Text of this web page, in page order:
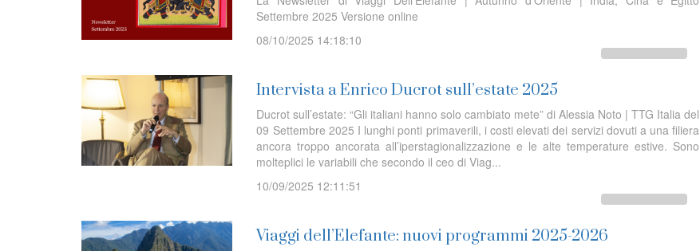
Settembre 2025 Versione online
08/10/2025 14:18:10
Intervista a Enrico Ducrot sull’estate 2025
Ducrot sull’estate: “Gli italiani hanno solo cambiato mete” di Alessia Noto | TTG Italia del
09 Settembre 2025 I lunghi ponti primaverili, i costi elevati dei servizi dovuti a una filiera
ancora troppo ancorata all’iperstagionalizzazione e le alte temperature estive. Sono
molteplici le variabili che secondo il ceo di Viag...
10/09/2025 12:11:51
Viaggi dell’Elefante: nuovi programmi 2025-2026